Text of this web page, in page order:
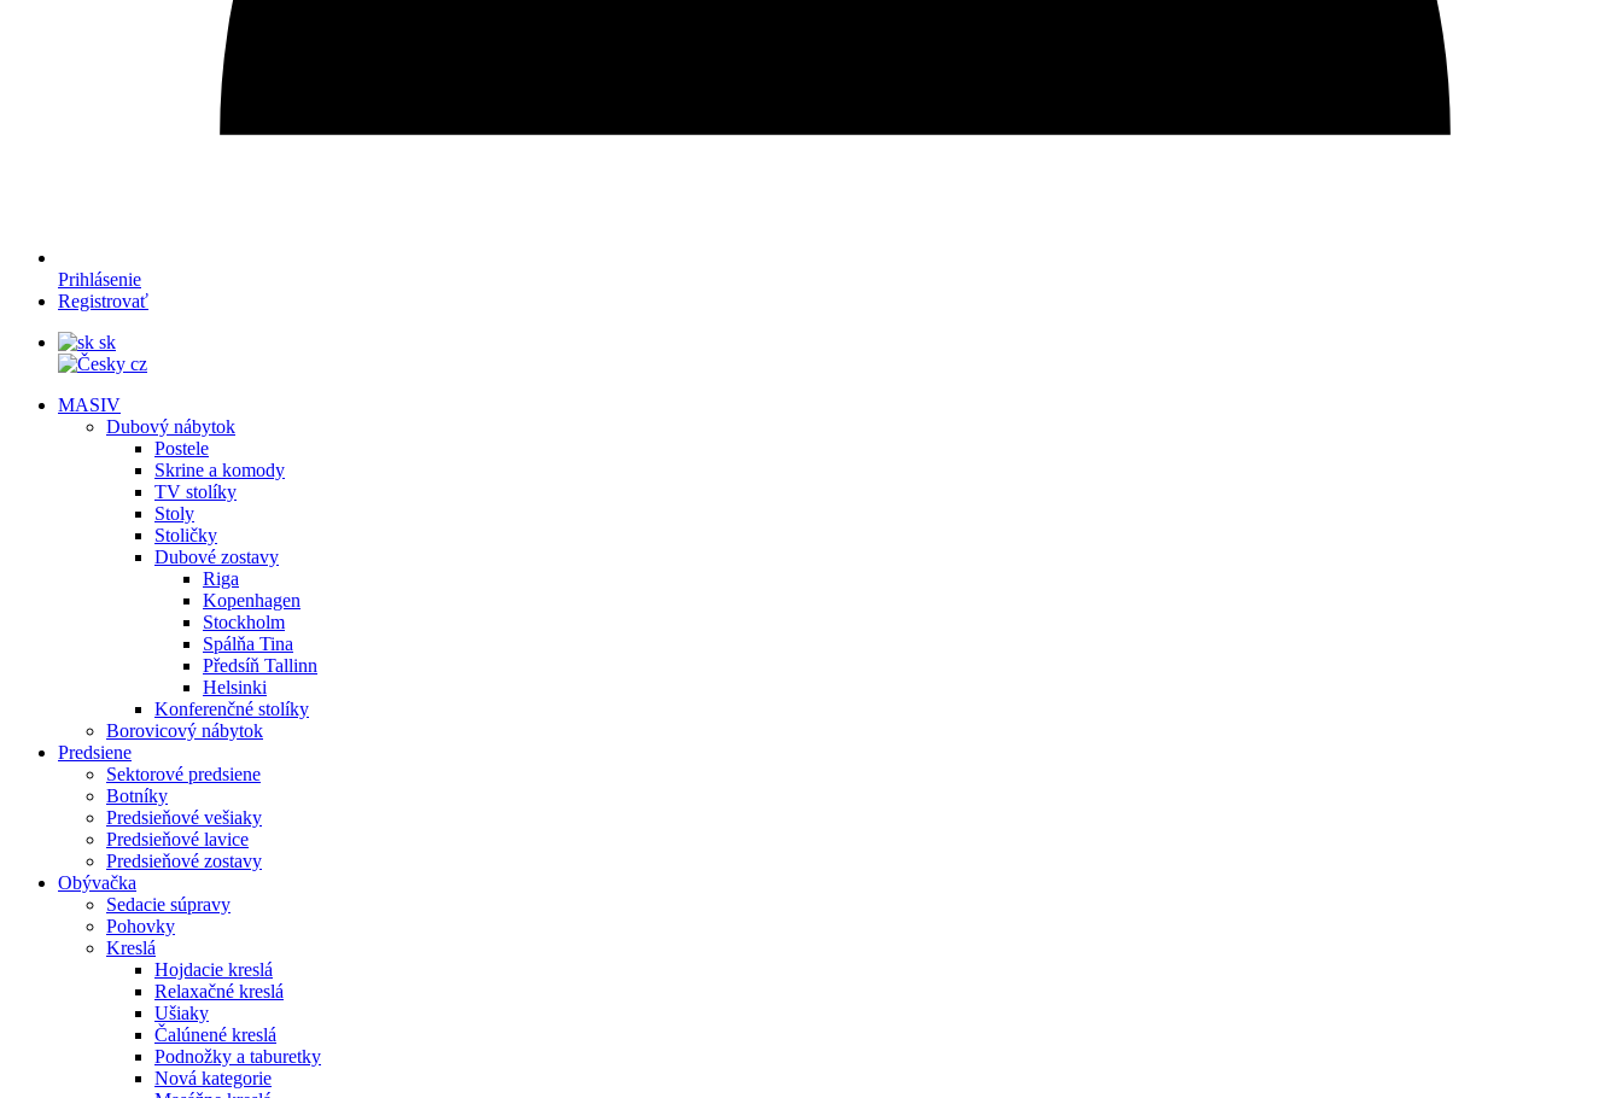
Prihlásenie
Registrovať
sk
cz
MASIV
Dubový nábytok
Postele
Skrine a komody
TV stolíky
Stoly
Stoličky
Dubové zostavy
Riga
Kopenhagen
Stockholm
Spálňa Tina
Předsíň Tallinn
Helsinki
Konferenčné stolíky
Borovicový nábytok
Predsiene
Sektorové predsiene
Botníky
Predsieňové vešiaky
Predsieňové lavice
Predsieňové zostavy
Obývačka
Sedacie súpravy
Pohovky
Kreslá
Hojdacie kreslá
Relaxačné kreslá
Ušiaky
Čalúnené kreslá
Podnožky a taburetky
Nová kategorie